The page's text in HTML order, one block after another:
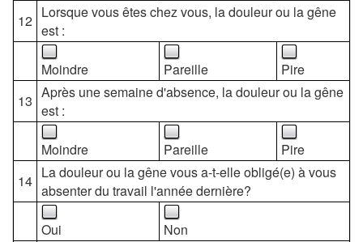
12 Lorsque vous êtes chez vous, la douleur ou la gêne
est :
Moindre Pareille
Pire
13 Après une semaine d'absence, la douleur ou la gêne
est :
Moindre Pareille
Pire
14 La douleur ou la gêne vous a-t-elle obligé(e) à vous
absenter du travail l'année dernière?
Oui
Non